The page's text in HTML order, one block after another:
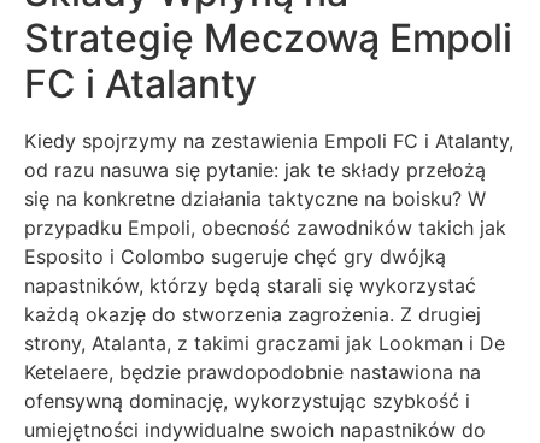
Strategię Meczową Empoli
FC i Atalanty
Kiedy spojrzymy na zestawienia Empoli FC i Atalanty,
od razu nasuwa się pytanie: jak te składy przełożą
się na konkretne działania taktyczne na boisku? W
przypadku Empoli, obecność zawodników takich jak
Esposito i Colombo sugeruje chęć gry dwójką
napastników, którzy będą starali się wykorzystać
każdą okazję do stworzenia zagrożenia. Z drugiej
strony, Atalanta, z takimi graczami jak Lookman i De
Ketelaere, będzie prawdopodobnie nastawiona na
ofensywną dominację, wykorzystując szybkość i
umiejętności indywidualne swoich napastników do